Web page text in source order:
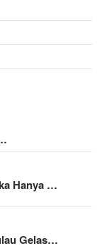
Hanya …
Gelas…